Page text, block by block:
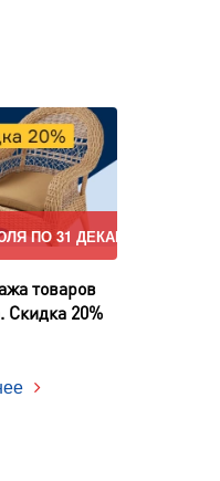
ПО 31 ДЕКАБРЯ
товаров
Скидка 20%